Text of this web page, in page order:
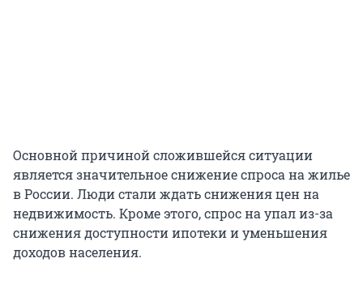
Основной причиной сложившейся ситуации
является значительное снижение спроса на жилье
в России. Люди стали ждать снижения цен на
недвижимость. Кроме этого, спрос на упал из-за
снижения доступности ипотеки и уменьшения
доходов населения.